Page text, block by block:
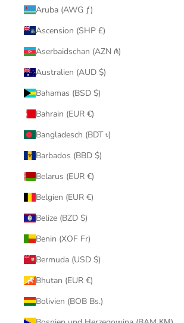
Aruba (AWG ƒ)
Ascension (SHP £)
Aserbaidschan (AZN ₼)
Australien (AUD $)
Bahamas (BSD $)
Bahrain (EUR €)
Bangladesch (BDT ৳)
Barbados (BBD $)
Belarus (EUR €)
Belgien (EUR €)
Belize (BZD $)
Benin (XOF Fr)
Bermuda (USD $)
Bhutan (EUR €)
Bolivien (BOB Bs.)